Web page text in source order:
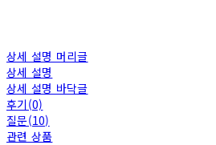
상세 설명 머리글
상세 설명
상세 설명 바닥글
후기(0)
질문(10)
관련 상품